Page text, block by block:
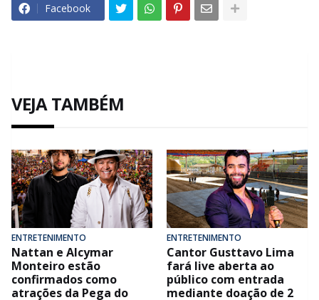
Facebook
VEJA TAMBÉM
ENTRETENIMENTO
Nattan e Alcymar
Monteiro estão
confirmados como
atrações da Pega do
ENTRETENIMENTO
Cantor Gusttavo Lima
fará live aberta ao
público com entrada
mediante doação de 2